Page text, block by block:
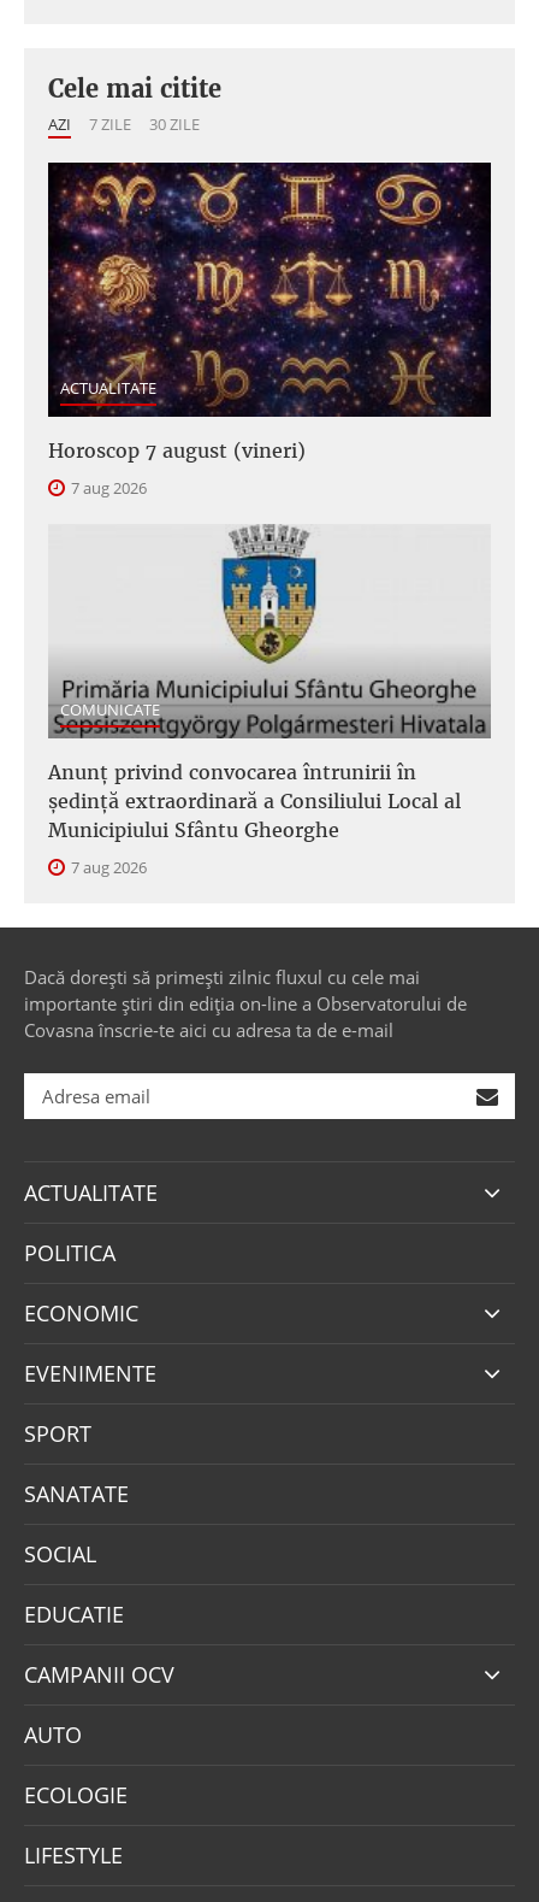
Cele mai citite
AZI 7 ZILE 30 ZILE
ACTUALITATE
Horoscop 7 august (vineri)
7 aug 2026
COMUNICATE
Anunţ privind convocarea întrunirii în
şedinţă extraordinară a Consiliului Local al
Municipiului Sfântu Gheorghe
7 aug 2026
Dacă dorești să primești zilnic fluxul cu cele mai
importante știri din ediția on-line a Observatorului de
Covasna înscrie-te aici cu adresa ta de e-mail
ACTUALITATE
POLITICA
ECONOMIC
EVENIMENTE
SPORT
SANATATE
SOCIAL
EDUCATIE
CAMPANII OCV
AUTO
ECOLOGIE
LIFESTYLE